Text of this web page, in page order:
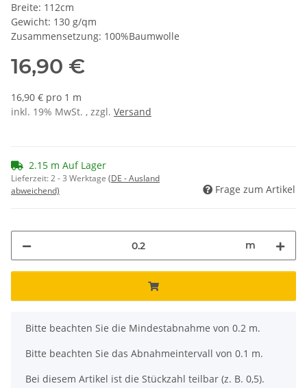
Breite: 112cm
Gewicht: 130 g/qm
Zusammensetzung: 100%Baumwolle
16,90 €
16,90 € pro 1 m
inkl. 19% MwSt. , zzgl. Versand
2.15 m Auf Lager
Lieferzeit:2 - 3 Werktage (DE - Ausland
abweichend)
Frage zum Artikel
m
x
Bitte beachten Sie die Mindestabnahme von 0.2 m.
Bitte beachten Sie das Abnahmeintervall von 0.1 m.
Bei diesem Artikel ist die Stückzahl teilbar (z. B. 0,5).